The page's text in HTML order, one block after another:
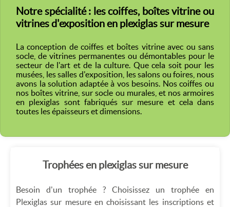
Notre spécialité : les coiffes, boîtes vitrine ou
vitrines d'exposition en plexiglas sur mesure
La conception de coiffes et boîtes vitrine avec ou sans
socle, de vitrines permanentes ou démontables pour le
secteur de l'art et de la culture. Que cela soit pour les
musées, les salles d'exposition, les salons ou foires, nous
avons la solution adaptée à vos besoins. Nos coiffes ou
nos boîtes vitrine, sur socle ou murales, et nos armoires
en plexiglas sont fabriqués sur mesure et cela dans
toutes les épaisseurs et dimensions.
Trophées en plexiglas sur mesure
Besoin d'un trophée ? Choisissez un trophée en
Plexiglas sur mesure en choisissant les inscriptions et